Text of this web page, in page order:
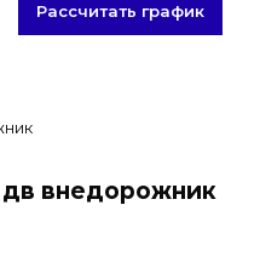
Рассчитать график
дв внедорожник